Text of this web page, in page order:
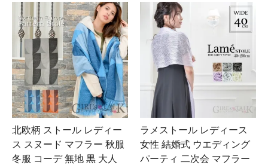
北欧柄 ストール レディー
ス スヌード マフラー 秋服
冬服 コーデ 無地 黒 大人
ラメストール レディース
女性 結婚式 ウエディング
パーティ 二次会 マフラー